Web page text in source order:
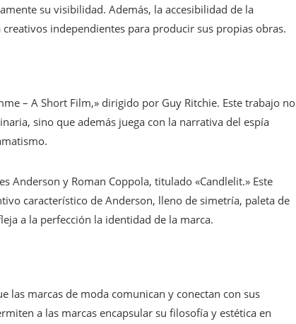
su visibilidad. Además, la accesibilidad de la
independientes para producir sus propias obras.
– A Short Film,» dirigido por Guy Ritchie. Este trabajo no
sino que además juega con la narrativa del espía
Anderson y Roman Coppola, titulado «Candlelit.» Este
característico de Anderson, lleno de simetría, paleta de
a la perfección la identidad de la marca.
las marcas de moda comunican y conectan con sus
a las marcas encapsular su filosofía y estética en